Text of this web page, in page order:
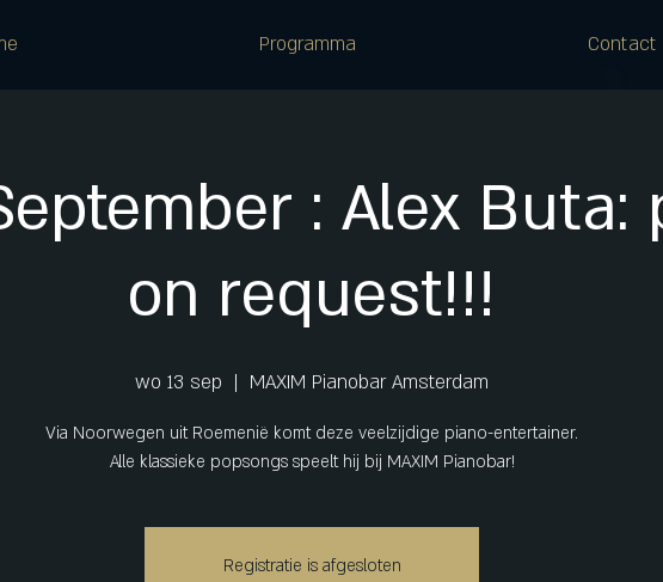
Programma Contact
: Alex Buta:
on request!!!
wo 13 sep
  |
MAXIM Pianobar Amsterdam
Via Noorwegen uit Roemenië komt deze veelzijdige piano-entertainer.
Alle klassieke popsongs speelt hij bij MAXIM Pianobar!
Registratie is afgesloten